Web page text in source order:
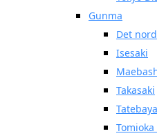
Gunma
Det
Isesaki
Takasaki